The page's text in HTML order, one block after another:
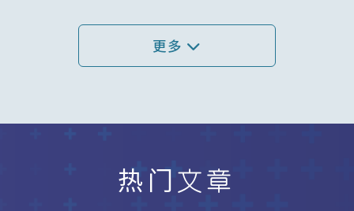
更多
热门文章